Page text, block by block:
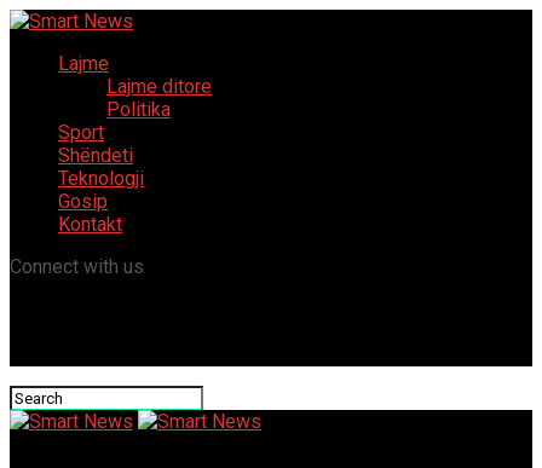
Lajme
Lajme ditore
Politika
Sport
Shëndeti
Teknologji
Gosip
Kontakt
Connect with us